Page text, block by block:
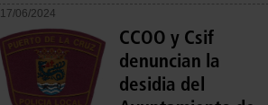
17/06/2024
CCOO y Csif
denuncian la
desidia del